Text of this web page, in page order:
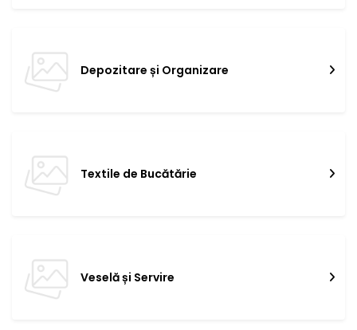
Depozitare și Organizare
Textile de Bucătărie
Veselă și Servire